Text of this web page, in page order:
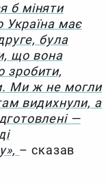
б міняти
Україна має
була
що вона
зробити,
Ми ж не могли
видихнули, а
—
– сказав